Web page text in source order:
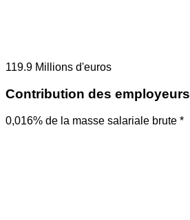
119.9 Millions d'euros
Contribution des employeurs
0,016% de la masse salariale brute *